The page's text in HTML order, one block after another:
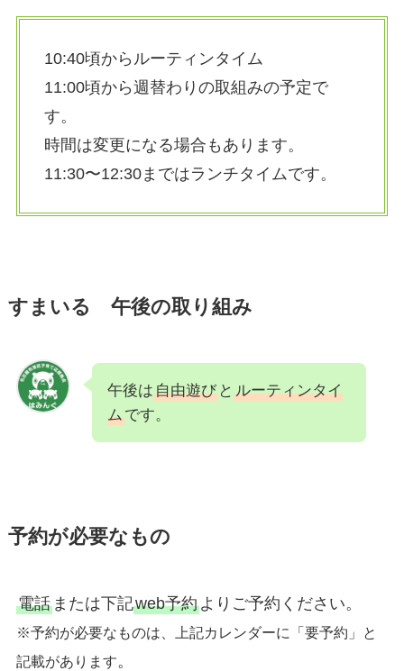
10:40頃からルーティンタイム
11:00頃から週替わりの取組みの予定で
す。
時間は変更になる場合もあります。
11:30〜12:30まではランチタイムです。
すまいる 午後の取り組み
午後は自由遊びと ルーティンタイ
ムです。
予約が必要なもの
電話または下記web予約よりご予約ください。
※予約が必要なものは、上記カレンダーに「要予約」と
記載があります。